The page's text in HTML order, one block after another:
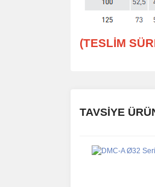
(TESLİM
TAVSİYE